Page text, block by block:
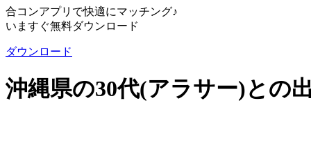
合コンアプリで快適にマッチング♪
いますぐ無料ダウンロード
ダウンロード
沖縄県の30代(アラサー)との